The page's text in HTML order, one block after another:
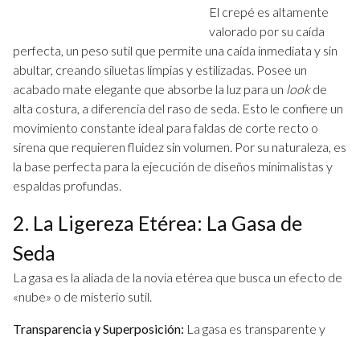
El crepé es altamente
valorado por su caída
perfecta, un peso sutil que permite una caída inmediata y sin
abultar, creando siluetas limpias y estilizadas. Posee un
acabado mate elegante que absorbe la luz para un lookde
alta costura, a diferencia del raso de seda. Esto le confiere un
movimiento constante ideal para faldas de corte recto o
sirena que requieren fluidez sin volumen. Por su naturaleza, es
la base perfecta para la ejecución de diseños minimalistas y
espaldas profundas.
2. La Ligereza Etérea: La Gasa de
Seda
La gasa es la aliada de la novia etérea que busca un efecto de
«nube» o de misterio sutil.
Transparencia y Superposición: La gasa es transparente y